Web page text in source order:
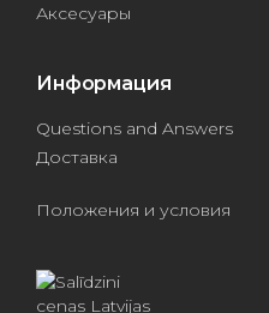
Аксесуары
Информация
Questions and Answers
Доставка
Положения и условия